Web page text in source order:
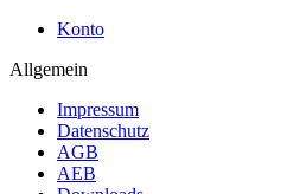
Konto
Allgemein
Impressum
Datenschutz
AGB
AEB